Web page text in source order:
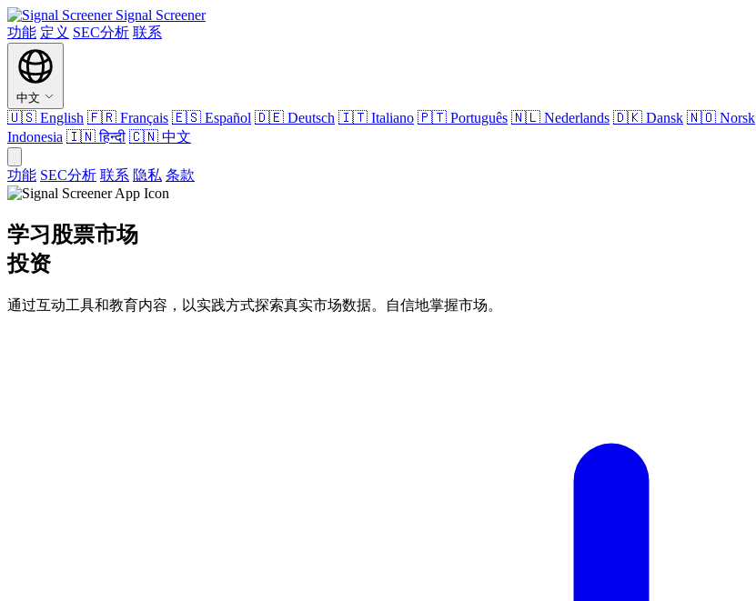
Signal Screener
功能 定义 SEC分析 联系
中文
🇺🇸 English 🇫🇷 Français 🇪🇸 Español 🇩🇪 Deutsch 🇮🇹 Italiano 🇵🇹 Português 🇳🇱 Nederlands 🇩🇰 Dansk 🇳🇴 Norsk
Indonesia 🇮🇳हिन्दी 🇨🇳 中文
功能 SEC分析 联系 隐私 条款
学习股票市场
投资
通过互动工具和教育内容，以实践方式探索真实市场数据。自信地掌握市场。